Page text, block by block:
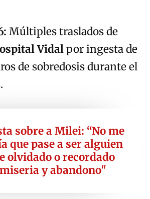
Múltiples traslados de
Vidalpor ingesta de
de sobredosis durante el
sobre a Milei: “No me
que pase a ser alguien
olvidado o recordado
y abandono"